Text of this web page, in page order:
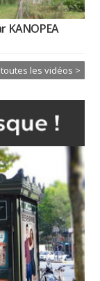
KANOPEA
les vidéos >